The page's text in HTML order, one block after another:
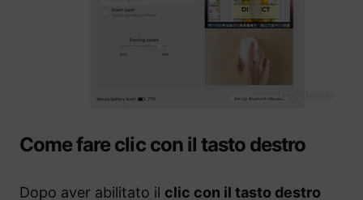
Come fare clic con il tasto destro
Dopo aver abilitato il clic con il tasto destro